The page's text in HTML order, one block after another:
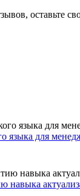
оставьте
языка для
навыка